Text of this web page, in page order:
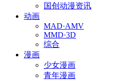
国创动漫资讯
动画
MAD·AMV
MMD·3D
综合
漫画
少女漫画
青年漫画